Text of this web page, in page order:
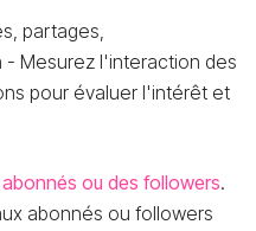
partages,
- Mesurez l'interaction des
pour évaluer l'intérêt et
ou des followers.
abonnés ou followers